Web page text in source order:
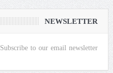
NEWSLETTER
Subscribe to our email newsletter.